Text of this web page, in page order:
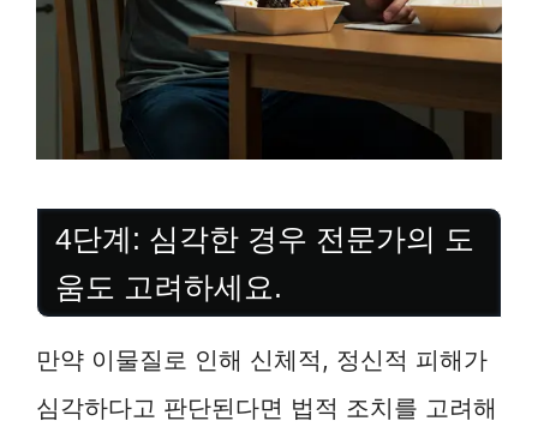
4단계: 심각한 경우 전문가의 도
움도 고려하세요.
만약 이물질로 인해 신체적, 정신적 피해가
심각하다고 판단된다면 법적 조치를 고려해